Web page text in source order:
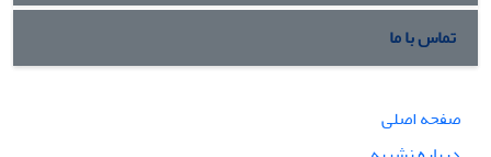
تماس با ما
صفحه اصلی